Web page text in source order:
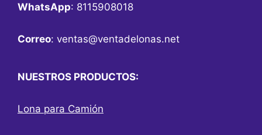
WhatsApp: 8115908018
Correo: ventas@ventadelonas.net
NUESTROS PRODUCTOS:
Lona para Camión